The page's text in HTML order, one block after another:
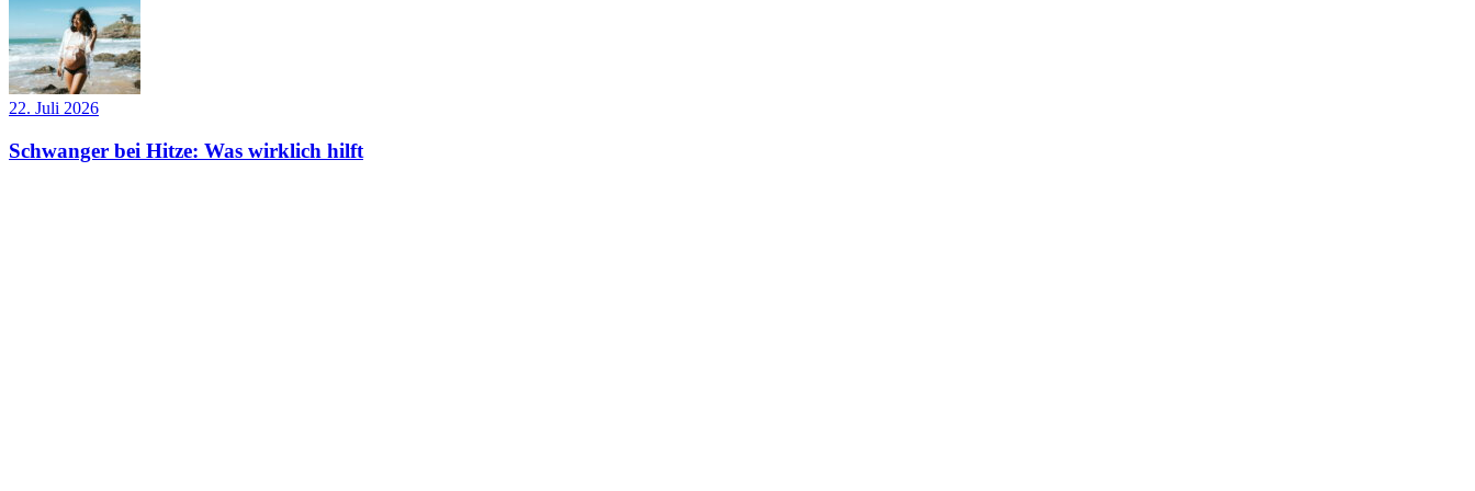
22. Juli 2026
Schwanger bei Hitze: Was wirklich hilft